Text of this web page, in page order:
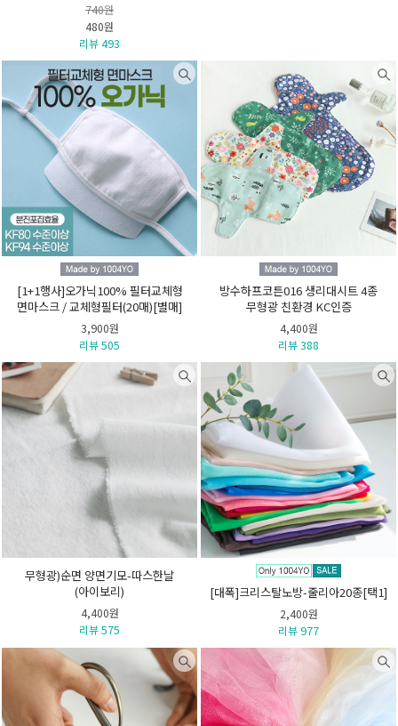
740원
480원
리뷰 493
[1+1행사]오가닉100% 필터교체형
면마스크 / 교체형필터(20매)[별매]
3,900원
리뷰 505
방수하프코튼016 생리대시트 4종
무형광 친환경 KC인증
4,400원
리뷰 388
무형광)순면 양면기모-따스한날
(아이보리)
4,400원
리뷰 575
[대폭]크리스탈노방-줄리아20종[택1]
2,400원
리뷰 977